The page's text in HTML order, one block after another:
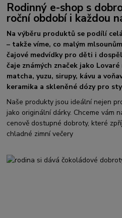
Rodinný e-shop s
roční období i každou
Na výběru produktů se podílí
– takže víme, co malým
čajové medvídky pro děti i
čaje známých značek jako
matcha, yuzu, sirupy, kávu a
keramika a skleněné dózy pro
Naše produkty jsou ideální nejen
jako originální dárky. Chceme vám
cenově dostupné dobroty, které
chladné zimní večery